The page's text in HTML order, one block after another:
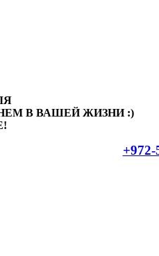
В ВАШЕЙ ЖИЗНИ :)
+972-